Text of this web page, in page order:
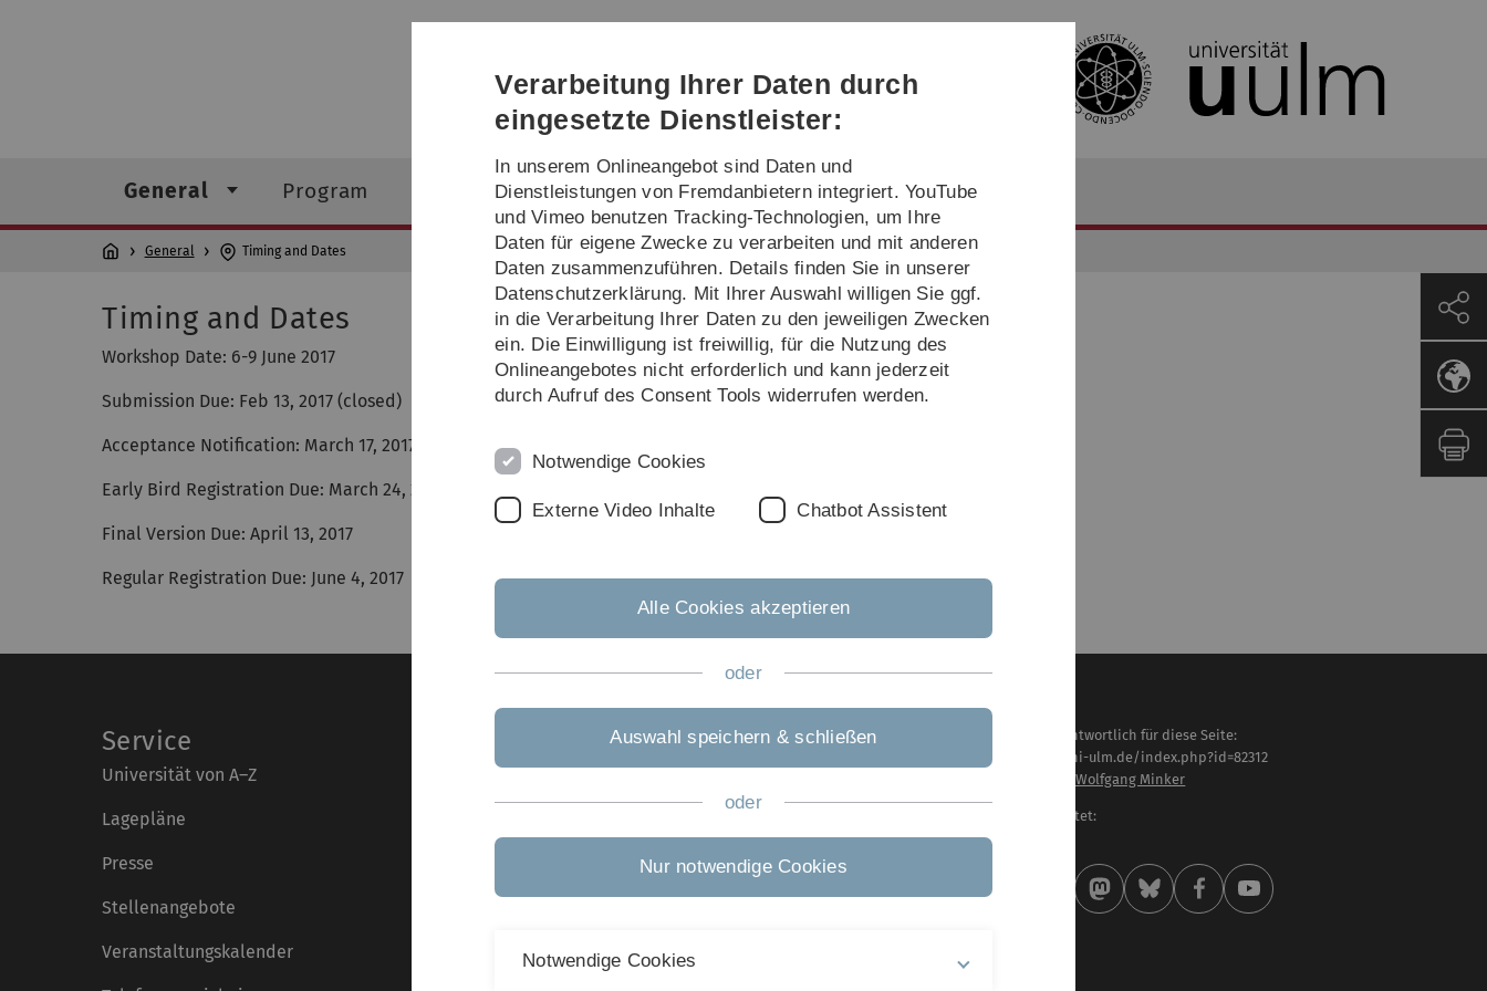
Direkt
Direkt
Direkt
(Sprache,
Drucken,
Social
Direkt
Direkt
General Program Workshop Series
General Timing and Dates
Timing and Dates
Workshop Date: 6-9 June 2017
Submission Due: Feb 13, 2017 (closed)
Acceptance Notification: March 17, 2017 (closed)
Early Bird Registration Due: March 24, 2017
Final Version Due: April 13, 2017
Regular Registration Due: June 4, 2017
Service
Universität von A–Z
Lagepläne
Presse
Stellenangebote
Veranstaltungskalender
Rechtliche Hinweise
Impressum
Barrierefreiheit
Leichte Sprache
Inhaltlich verantwortlich für diese Seite:
https://www.uni-ulm.de/index.php?id=82312
Prof. Dr. Dr.-Ing. Wolfgang Minker
Zuletzt bearbeitet:
22 . März 2017
Verarbeitung Ihrer Daten durch
eingesetzte Dienstleister:
In unserem Onlineangebot sind Daten und
Dienstleistungen von Fremdanbietern integriert. YouTube
und Vimeo benutzen Tracking-Technologien, um Ihre
Daten für eigene Zwecke zu verarbeiten und mit anderen
Daten zusammenzuführen. Details finden Sie in unserer
Datenschutzerklärung. Mit Ihrer Auswahl willigen Sie ggf.
in die Verarbeitung Ihrer Daten zu den jeweiligen Zwecken
ein. Die Einwilligung ist freiwillig, für die Nutzung des
Onlineangebotes nicht erforderlich und kann jederzeit
durch Aufruf des Consent Tools widerrufen werden.
Notwendige Cookies
Externe Video Inhalte Chatbot Assistent
Alle Cookies akzeptieren
oder
Auswahl speichern & schließen
oder
Nur notwendige Cookies
Notwendige Cookies